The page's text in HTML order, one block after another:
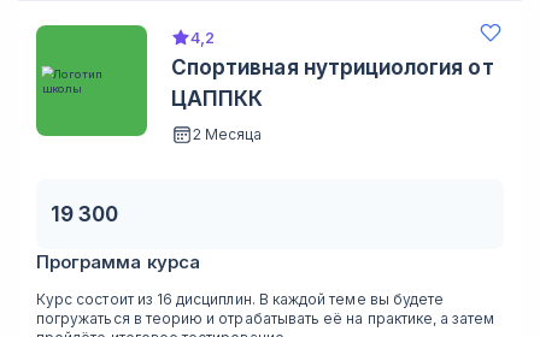
4,2
Спортивная нутрициология от
ЦАППКК
2 Месяца
19 300
Программа курса
Курс состоит из 16 дисциплин. В каждой теме вы будете
погружаться в теорию и отрабатывать её на практике, а затем